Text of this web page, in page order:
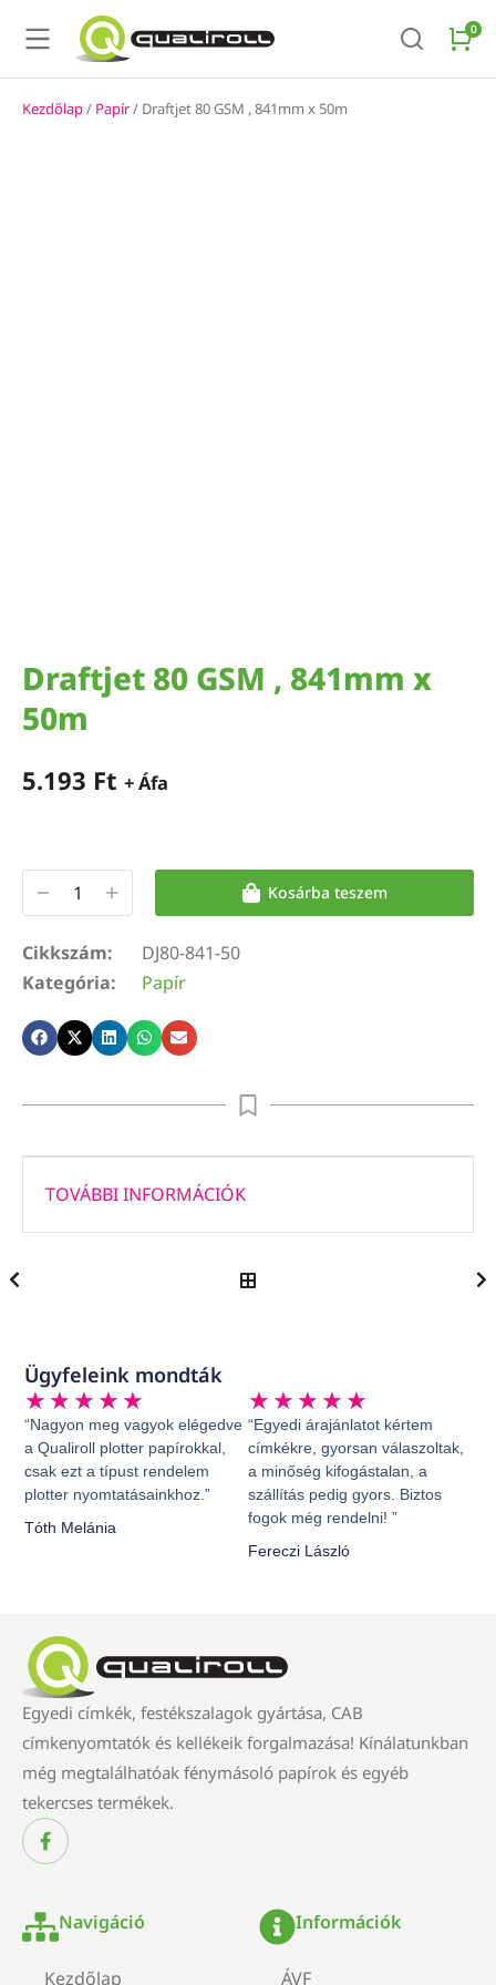
Kezdőlap/ Papír/ Draftjet 80 GSM , 841mm x 50m
Draftjet 80 GSM , 841mm x
50m
5.193 Ft + Áfa
Kosárba teszem
Cikkszám:
DJ80-841-50
Kategória:
Papír
TOVÁBBI INFORMÁCIÓK
Ügyfeleink mondták
★ ★ ★ ★ ★
“Nagyon meg vagyok elégedve
a Qualiroll plotter papírokkal,
csak ezt a típust rendelem
plotter nyomtatásainkhoz.”
Tóth Melánia
★ ★ ★ ★ ★
“Egyedi árajánlatot kértem
címkékre, gyorsan válaszoltak,
a minőség kifogástalan, a
szállítás pedig gyors. Biztos
fogok még rendelni! ”
Fereczi László
Egyedi címkék, festékszalagok gyártása, CAB
címkenyomtatók és kellékeik forgalmazása! Kínálatunkban
még megtalálhatóak fénymásoló papírok és egyéb
tekercses termékek.
Navigáció
Kezdőlap
Információk
ÁVF